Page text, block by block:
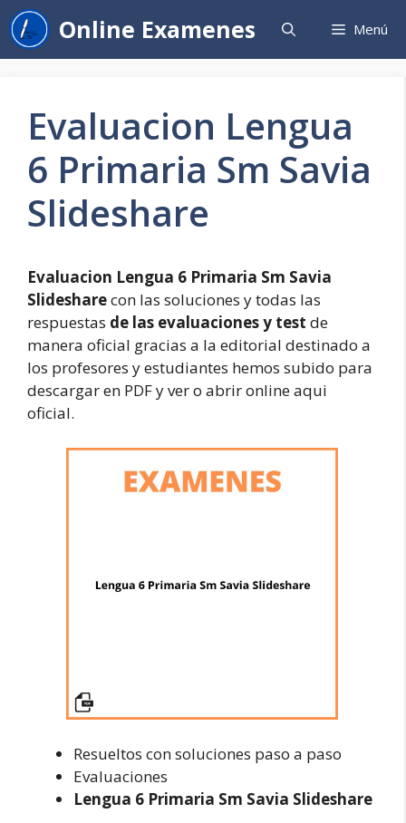
Saltar
al
contenido
Online Examenes Menú
Evaluacion Lengua
6 Primaria Sm Savia
Slideshare
Evaluacion Lengua 6 Primaria Sm Savia
Slidesharecon las soluciones y todas las
respuestas de las evaluaciones y test de
manera oficial gracias a la editorial destinado a
los profesores y estudiantes hemos subido para
descargar en PDF y ver o abrir online aqui
oficial.
Resueltos con soluciones paso a paso
Evaluaciones
Lengua 6 Primaria Sm Savia Slideshare